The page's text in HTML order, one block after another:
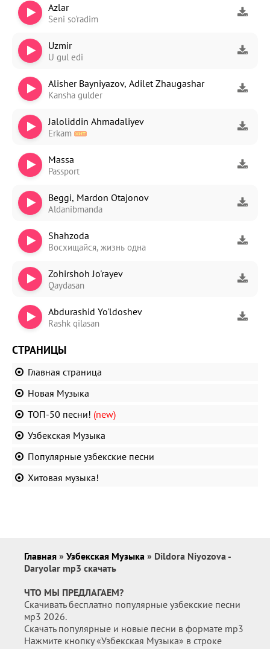
Azlar
Seni so'radim
Uzmir
U gul edi
Alisher Bayniyazov, Adilet Zhaugashar
Kansha gulder
Jaloliddin Ahmadaliyev
Erkam
Massa
Passport
Beggi, Mardon Otajonov
Aldanibmanda
Shahzoda
Восхищайся, жизнь одна
Zohirshoh Jo'rayev
Qaydasan
Abdurashid Yo'ldoshev
Rashk qilasan
СТРАНИЦЫ
Главная страница
Новая Музыка
ТОП-50 песни! (new)
Узбекская Музыка
Популярные узбекские песни
Хитовая музыка!
Главная » Узбекская Музыка » Dildora Niyozova -
Daryolar mp3 скачать
ЧТО МЫ ПРЕДЛАГАЕМ?
Скачивать бесплатно популярные узбекские песни
мр3 2026.
Скачать популярные и новые песни в формате mp3
Нажмите кнопку «Узбекская Музыка» в строке